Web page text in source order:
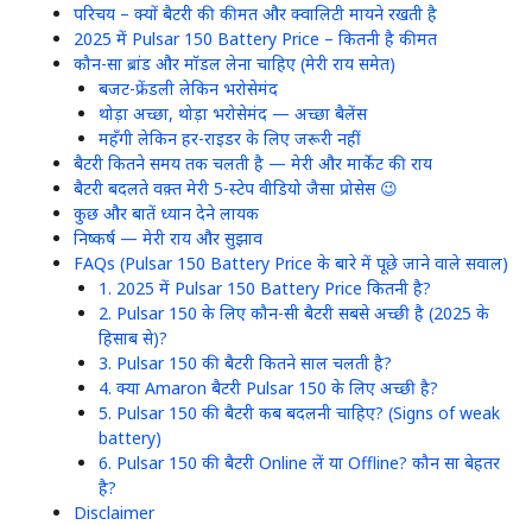
परिचय – क्यों बैटरी की कीमत और क्वालिटी मायने रखती है
2025 में Pulsar 150 Battery Price – कितनी है कीमत
कौन-सा ब्रांड और मॉडल लेना चाहिए (मेरी राय समेत)
बजट-फ्रेंडली लेकिन भरोसेमंद
थोड़ा अच्छा, थोड़ा भरोसेमंद — अच्छा बैलेंस
महँगी लेकिन हर-राइडर के लिए जरूरी नहीं
बैटरी कितने समय तक चलती है — मेरी और मार्केट की राय
बैटरी बदलते वक़्त मेरी 5-स्टेप वीडियो जैसा प्रोसेस 😉
कुछ और बातें ध्यान देने लायक
निष्कर्ष — मेरी राय और सुझाव
FAQs (Pulsar 150 Battery Price के बारे में पूछे जाने वाले सवाल)
1. 2025 में Pulsar 150 Battery Price कितनी है?
2. Pulsar 150 के लिए कौन-सी बैटरी सबसे अच्छी है (2025 के
हिसाब से)?
3. Pulsar 150 की बैटरी कितने साल चलती है?
4. क्या Amaron बैटरी Pulsar 150 के लिए अच्छी है?
5. Pulsar 150 की बैटरी कब बदलनी चाहिए? (Signs of weak
battery)
6. Pulsar 150 की बैटरी Online लें या Offline? कौन सा बेहतर
है?
Disclaimer